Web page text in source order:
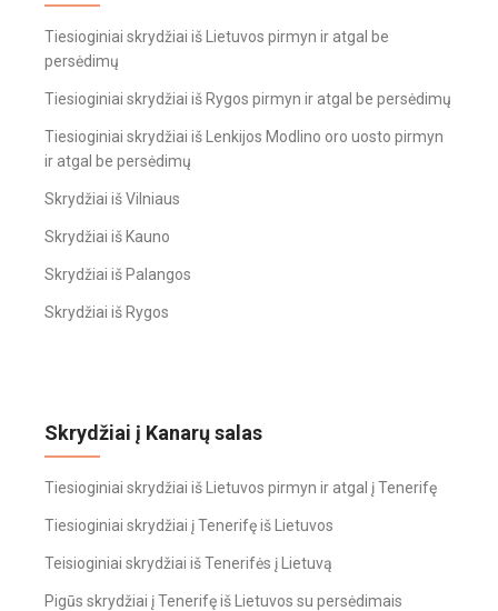
Tiesioginiai skrydžiai iš Lietuvos pirmyn ir atgal be
persėdimų
Tiesioginiai skrydžiai iš Rygos pirmyn ir atgal be persėdimų
Tiesioginiai skrydžiai iš Lenkijos Modlino oro uosto pirmyn
ir atgal be persėdimų
Skrydžiai iš Vilniaus
Skrydžiai iš Kauno
Skrydžiai iš Palangos
Skrydžiai iš Rygos
Skrydžiai į Kanarų salas
Tiesioginiai skrydžiai iš Lietuvos pirmyn ir atgal į Tenerifę
Tiesioginiai skrydžiai į Tenerifę iš Lietuvos
Teisioginiai skrydžiai iš Tenerifės į Lietuvą
Pigūs skrydžiai į Tenerifę iš Lietuvos su persėdimais